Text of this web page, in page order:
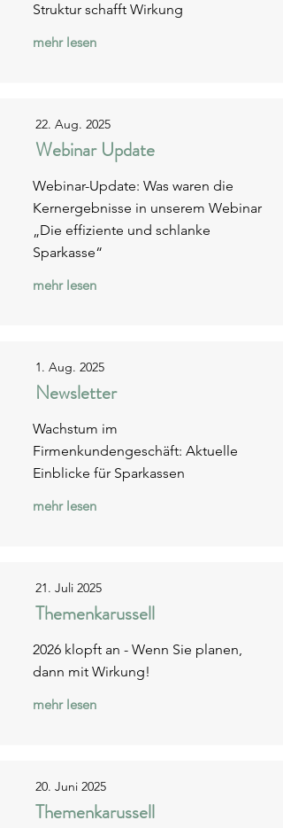
Struktur schafft Wirkung
mehr lesen
22. Aug. 2025
Webinar Update
Webinar-Update: Was waren die
Kernergebnisse in unserem Webinar
„Die effiziente und schlanke
Sparkasse“
mehr lesen
1. Aug. 2025
Newsletter
Wachstum im
Firmenkundengeschäft: Aktuelle
Einblicke für Sparkassen
mehr lesen
21. Juli 2025
Themenkarussell
2026 klopft an - Wenn Sie planen,
dann mit Wirkung!
mehr lesen
20. Juni 2025
Themenkarussell